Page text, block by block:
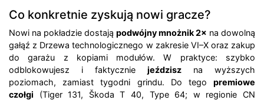
Co konkretnie zyskują nowi gracze?
Nowi na pokładzie dostają podwójny mnożnik 2× na dowolną
gałąź z Drzewa technologicznego w zakresie VI–X oraz zakup
do garażu z kopiami modułów. W praktyce: szybko
odblokowujesz i faktycznie jeździsz na wyższych
poziomach, zamiast tygodni grindu. Do tego premiowe
czołgi (Tiger 131, Škoda T 40, Type 64; w regionie CN